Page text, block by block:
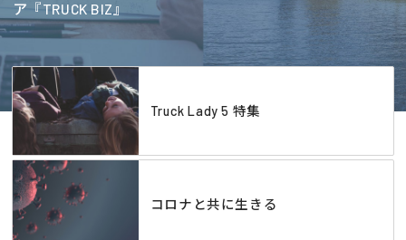
ア『TRUCK BIZ』
Truck Lady 5 特集
コロナと共に生きる